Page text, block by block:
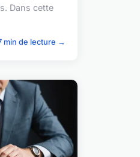
Dans cette
min de lecture →